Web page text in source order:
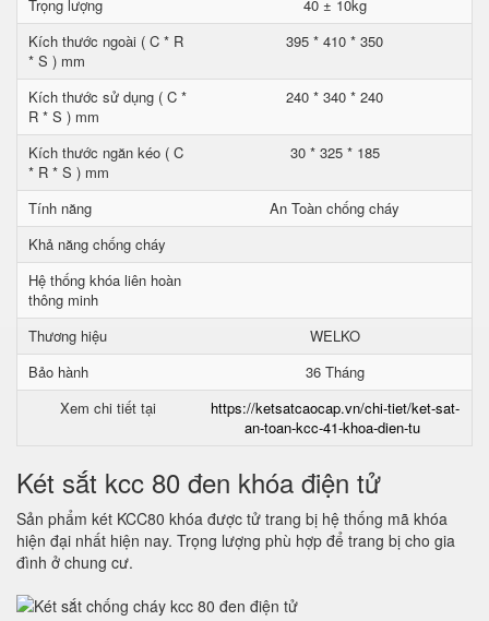
Trọng lượng
40 ± 10kg
Kích thước ngoài ( C * R
* S ) mm
395 * 410 * 350
Kích thước sử dụng ( C *
R * S ) mm
240 * 340 * 240
Kích thước ngăn kéo ( C
* R * S ) mm
30 * 325 * 185
Tính năng
An Toàn chống cháy
Khả năng chống cháy
Hệ thống khóa liên hoàn
thông minh
Thương hiệu
WELKO
Bảo hành
36 Tháng
Xem chi tiết tại
https://ketsatcaocap.vn/chi-tiet/ket-sat-
an-toan-kcc-41-khoa-dien-tu
Két sắt kcc 80 đen khóa điện tử
Sản phẩm két KCC80 khóa được tử trang bị hệ thống mã khóa
hiện đại nhất hiện nay. Trọng lượng phù hợp để trang bị cho gia
đình ở chung cư.